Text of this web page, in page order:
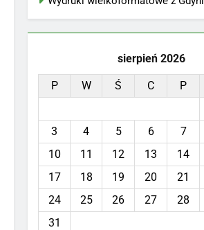
sierpień 2026
P W Ś C P
3
4 5 6 7
10
11 12 13 14
17
18 19 20 21
24
25 26 27 28
31